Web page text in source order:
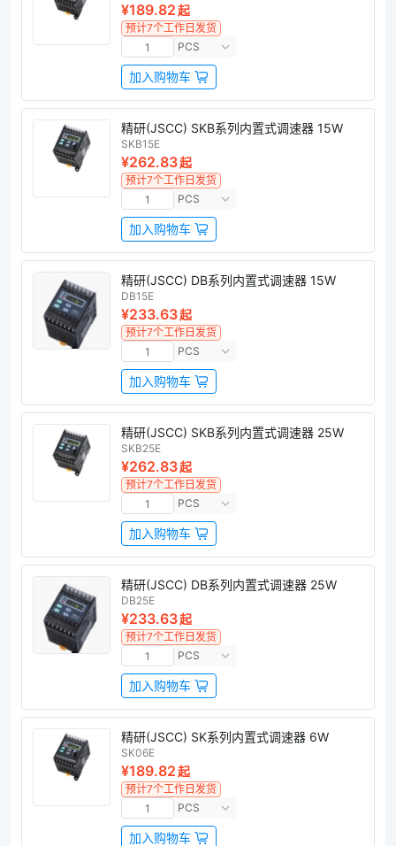
¥189.82起
预计7个工作日发货
PCS
加入购物车
精研(JSCC) SKB系列内置式调速器 15W
SKB15E
¥262.83起
预计7个工作日发货
PCS
加入购物车
精研(JSCC) DB系列内置式调速器 15W
DB15E
¥233.63起
预计7个工作日发货
PCS
加入购物车
精研(JSCC) SKB系列内置式调速器 25W
SKB25E
¥262.83起
预计7个工作日发货
PCS
加入购物车
精研(JSCC) DB系列内置式调速器 25W
DB25E
¥233.63起
预计7个工作日发货
PCS
加入购物车
精研(JSCC) SK系列内置式调速器 6W
SK06E
¥189.82起
预计7个工作日发货
PCS
加入购物车